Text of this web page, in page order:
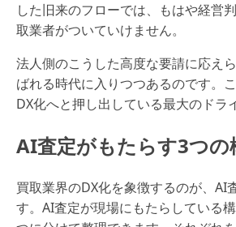
した旧来のフローでは、もはや経営
取業者がついていけません。
法人側のこうした高度な要請に応え
ばれる時代に入りつつあるのです。
DX化へと押し出している最大のドラ
AI査定がもたらす3つの
買取業界のDX化を象徴するのが、AI
す。AI査定が現場にもたらしている